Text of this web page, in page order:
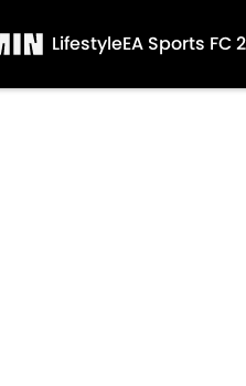
LifestyleEA Sports FC